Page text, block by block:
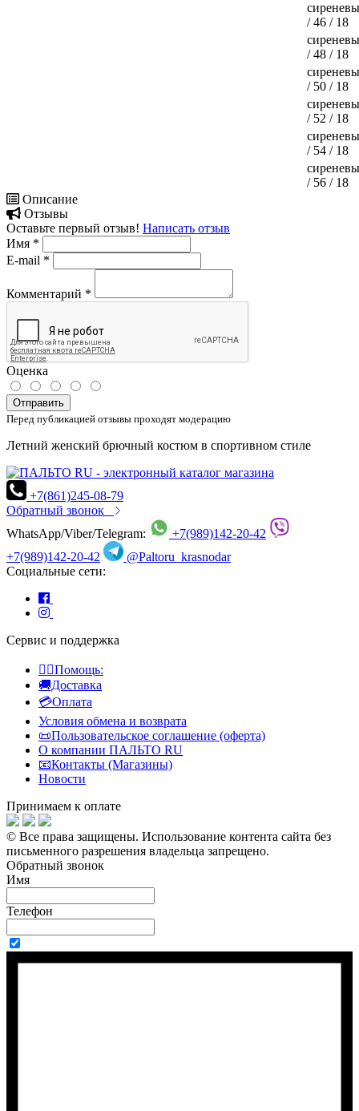
/ 46 / 18
/ 48 / 18
/ 50 / 18
/ 52 / 18
/ 54 / 18
/ 56 / 18
Описание
Отзывы
Оставьте первый отзыв! Написать отзыв
Имя *
E-mail *
Комментарий *
Оценка
Отправить
Перед публикацией отзывы проходят модерацию
Летний женский брючный костюм в спортивном стиле
+7(861)245-08-79
Обратный звонок
WhatsApp/Viber/Telegram:
+7(989)142-20-42
+7(989)142-20-42
@Paltoru_krasnodar
Социальные сети:
Сервис и поддержка
👍🏻Помощь:
🚚Доставка
💳Оплата
Условия обмена и возврата
📜Пользовательское соглашение (оферта)
О компании ПАЛЬТО RU
📧Контакты (Магазины)
Новости
Принимаем к оплате
© Все права защищены. Использование контента сайта без
письменного разрешения владельца запрещено.
Обратный звонок
Имя
Телефон